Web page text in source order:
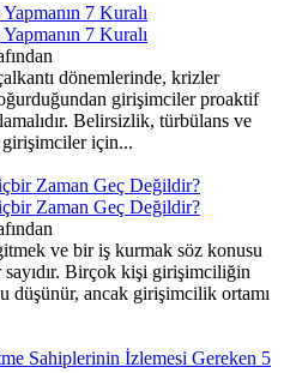
7 Kuralı
7 Kuralı
dönemlerinde, krizler
girişimciler proaktif
Belirsizlik, türbülans ve
girişimciler için...
Zaman Geç Değildir?
Zaman Geç Değildir?
ve bir iş kurmak söz konusu
sayıdır. Birçok kişi girişimciliğin
düşünür, ancak girişimcilik ortamı
Sahiplerinin İzlemesi Gereken 5